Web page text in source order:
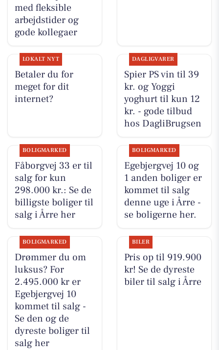
med fleksible
arbejdstider og
gode kollegaer
LOKALT NYT
Betaler du for
meget for dit
internet?
DAGLIGVARER
Spier PS vin til 39
kr. og Yoggi
yoghurt til kun 12
kr. - gode tilbud
hos DagliBrugsen
BOLIGMARKED
Fåborgvej 33 er til
salg for kun
298.000 kr.: Se de
billigste boliger til
salg i Årre her
BOLIGMARKED
Egebjergvej 10 og
1 anden boliger er
kommet til salg
denne uge i Årre -
se boligerne her.
BOLIGMARKED
Drømmer du om
luksus? For
2.495.000 kr er
Egebjergvej 10
kommet til salg -
Se den og de
dyreste boliger til
salg her
BILER
Pris op til 919.900
kr! Se de dyreste
biler til salg i Årre